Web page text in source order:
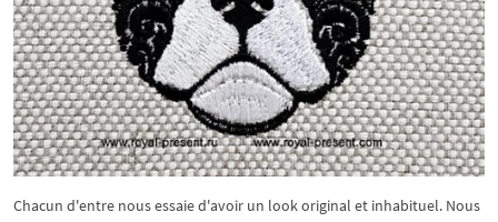
Chacun d'entre nous essaie d'avoir un look original et inhabituel. Nous